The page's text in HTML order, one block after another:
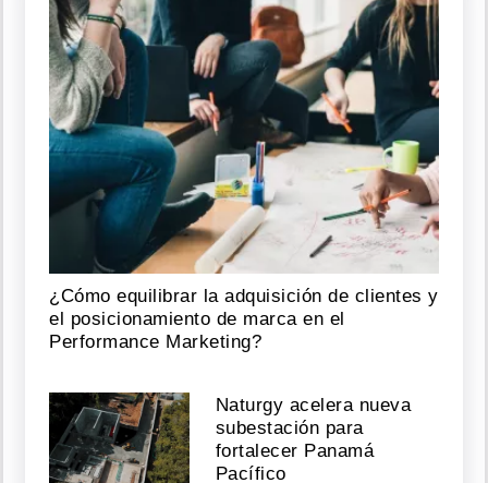
¿Cómo equilibrar la adquisición de clientes y
el posicionamiento de marca en el
Performance Marketing?
Naturgy acelera nueva
subestación para
fortalecer Panamá
Pacífico